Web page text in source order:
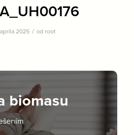
2025 / od root
biomasu